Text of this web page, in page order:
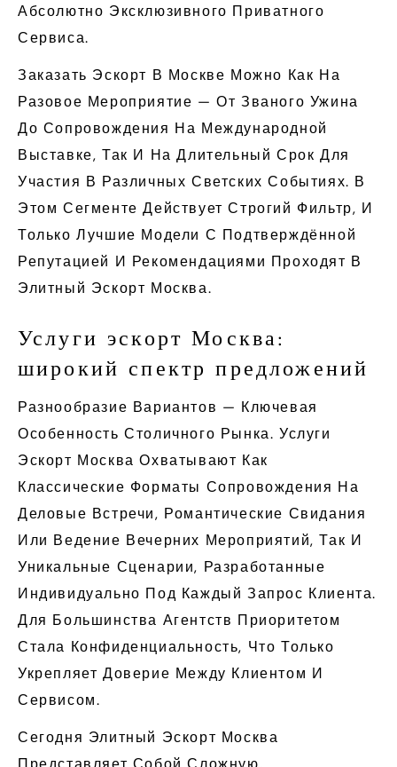
Абсолютно Эксклюзивного Приватного
Сервиса.
Заказать Эскорт В Москве Можно Как На
Разовое Мероприятие — От Званого Ужина
До Сопровождения На Международной
Выставке, Так И На Длительный Срок Для
Участия В Различных Светских Событиях. В
Этом Сегменте Действует Строгий Фильтр, И
Только Лучшие Модели С Подтверждённой
Репутацией И Рекомендациями Проходят В
Элитный Эскорт Москва.
Услуги эскорт Москва:
широкий спектр предложений
Разнообразие Вариантов — Ключевая
Особенность Столичного Рынка. Услуги
Эскорт Москва Охватывают Как
Классические Форматы Сопровождения На
Деловые Встречи, Романтические Свидания
Или Ведение Вечерних Мероприятий, Так И
Уникальные Сценарии, Разработанные
Индивидуально Под Каждый Запрос Клиента.
Для Большинства Агентств Приоритетом
Стала Конфиденциальность, Что Только
Укрепляет Доверие Между Клиентом И
Сервисом.
Сегодня Элитный Эскорт Москва